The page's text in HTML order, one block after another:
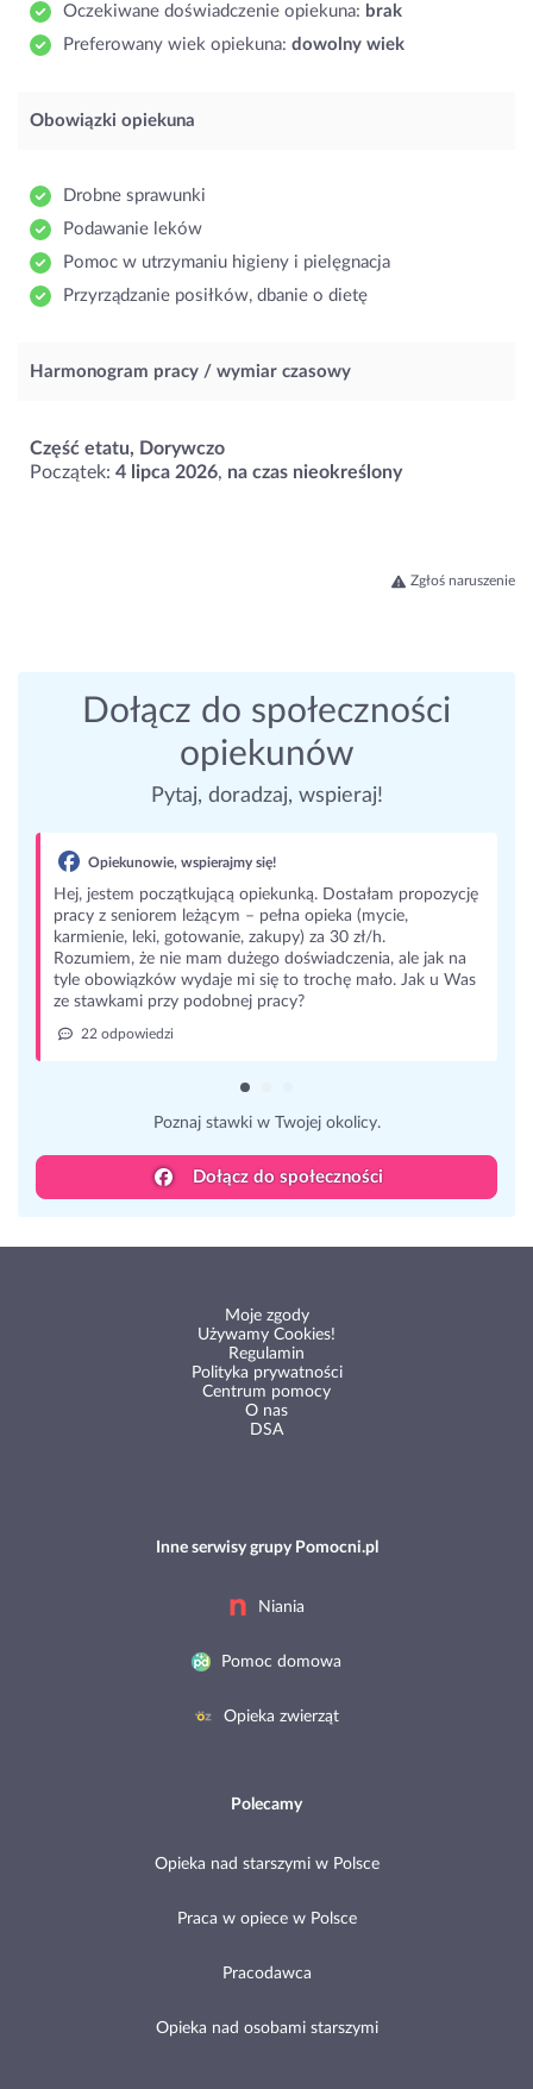
Oczekiwane doświadczenie opiekuna: brak
Preferowany wiek opiekuna: dowolny wiek
Obowiązki opiekuna
Drobne sprawunki
Podawanie leków
Pomoc w utrzymaniu higieny i pielęgnacja
Przyrządzanie posiłków, dbanie o dietę
Harmonogram pracy / wymiar czasowy
Część etatu, Dorywczo
Początek: 4 lipca 2026, na czas nieokreślony
Zgłoś naruszenie
Dołącz do społeczności
opiekunów
Pytaj, doradzaj, wspieraj!
Opiekunowie, wspierajmy się!
Hej, jestem początkującą opiekunką. Dostałam propozycję
pracy z seniorem leżącym – pełna opieka (mycie,
karmienie, leki, gotowanie, zakupy) za 30 zł/h.
Rozumiem, że nie mam dużego doświadczenia, ale jak na
tyle obowiązków wydaje mi się to trochę mało. Jak u Was
ze stawkami przy podobnej pracy?
22 odpowiedzi
Poznaj stawki w Twojej okolicy.
Dołącz do społeczności
Moje zgody
Używamy Cookies!
Regulamin
Polityka prywatności
Centrum pomocy
O nas
DSA
Inne serwisy grupy Pomocni.pl
Niania
Pomoc domowa
Opieka zwierząt
Polecamy
Opieka nad starszymi w Polsce
Praca w opiece w Polsce
Pracodawca
Opieka nad osobami starszymi